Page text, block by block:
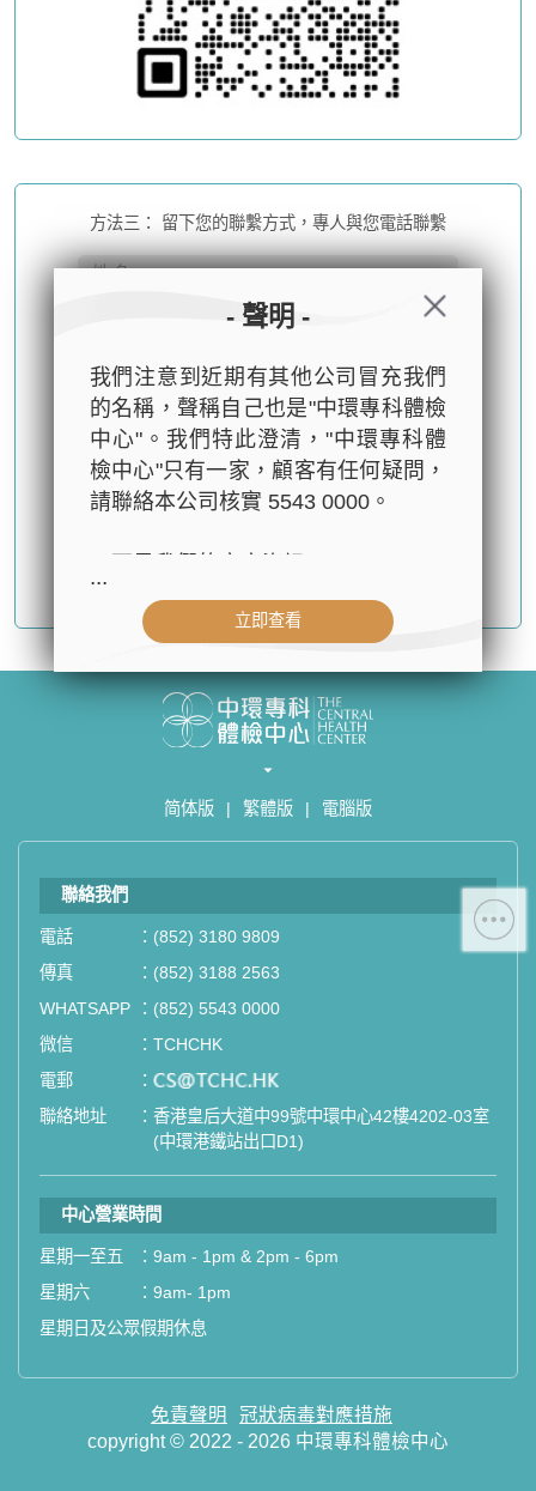
方法三： 留下您的聯繫方式，專人與您電話聯繫
简体版 | 繁體版 | 電腦版
聯絡我們
電話 ： (852) 3180 9809
傳真
： (852) 3188 2563
WHATSAPP
： (852) 5543 0000
微信
： TCHCHK
電郵
： email
聯絡地址
： 香港皇后大道中99號中環中心42樓4202-03室
(中環港鐵站出口D1)
中心營業時間
星期一至五 ： 9am - 1pm & 2pm - 6pm
星期六
： 9am- 1pm
星期日及公眾假期休息
免責聲明
冠狀病毒對應措施
copyright © 2022 - 2026 中環專科體檢中心
- 聲明 -
我們注意到近期有其他公司冒充我們
的名稱，聲稱自己也是"中環專科體檢
中心"。我們特此澄清，"中環專科體
檢中心"只有一家，顧客有任何疑問，
請聯絡本公司核實 5543 0000。
- 公司名稱：中環專科體檢中心（The
Central Health Center）
心42樓4203室（中環港鐵站出口
- 服務熱線：(852) 3180 9809
- 電子郵箱：cs@tchc.hk
「中環專科體檢中心」致力為關注健
康人士提供尊尚而優質的體檢服務，
一站式進行全方位檢查。
如果您有任何疑問或需要進一步了
祝您健康愉快！
...
立即查看